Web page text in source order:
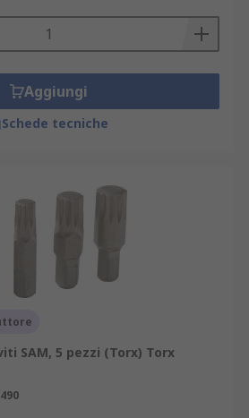
Aggiungi
Schede tecniche
SAM, 5 pezzi (Torx) Torx